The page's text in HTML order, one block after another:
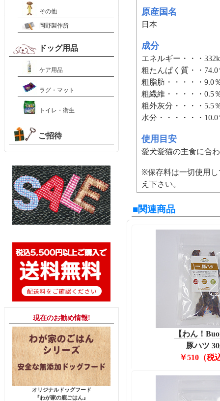
原産国名
日本
成分
エネルギー・・・
粗たんぱく質・・
粗脂肪・・・・・9.0
粗繊維・・・・・0.5
粗外灰分・・・・5.5
水分・・・・・・
使用目安
愛犬愛猫の主食に合
※保存料は一切使用
え下さい。
■関連商品
【わん！
豚ハツ
￥510（税
その他
岡野製作所
ドッグ用品
ケア用品
ラグ・マット
トイレ・衛生
ご招待
現在のお勧め情報!
オリジナルドッグフード
『わが家の鹿ごはん』